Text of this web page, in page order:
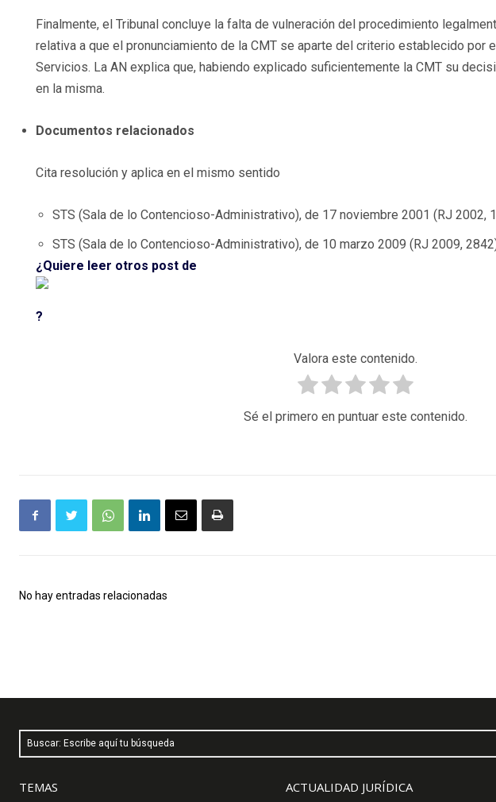
Finalmente, el Tribunal concluye la falta de vulneración del procedimiento
relativa a que el pronunciamiento de la CMT se aparte del criterio establecido por
Servicios. La AN explica que, habiendo explicado suficientemente la CMT su
en la misma.
Documentos relacionados
Cita resolución y aplica en el mismo sentido
STS (Sala de lo Contencioso-Administrativo), de 17 noviembre 2001 (RJ 2002,
STS (Sala de lo Contencioso-Administrativo), de 10 marzo 2009 (RJ 2009,
¿Quiere leer otros post de
?
Valora este contenido.
Sé el primero en puntuar este contenido.
No hay entradas relacionadas
Buscar: Escribe aquí tu búsqueda
TEMAS ACTUALIDAD JURÍDICA